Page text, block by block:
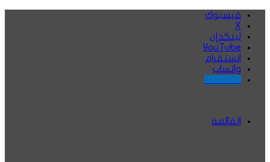
فيسبوك
‫X
لينكدإن
‫YouTube
انستقرام
واتساب
القائمة